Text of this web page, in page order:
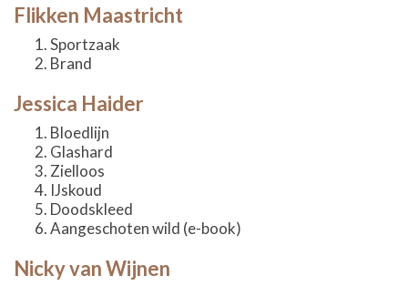
Flikken Maastricht
Sportzaak
Brand
Jessica Haider
Bloedlijn
Glashard
Zielloos
IJskoud
Doodskleed
Aangeschoten wild (e-book)
Nicky van Wijnen